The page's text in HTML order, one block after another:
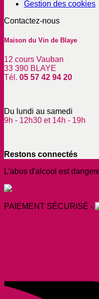
Gestion des cookies
Contactez-nous
Maison du Vin de Blaye
12 cours Vauban
33 390 BLAYE
Tél. 05 57 42 94 20
Du lundi au samedi
9h - 12h30 et 14h - 19h
Restons connectés
L'abus d'alcool est
PAIEMENT SÉCURISÉ -